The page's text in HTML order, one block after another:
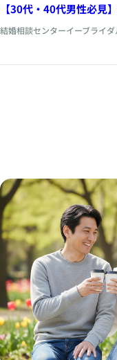
【30代・40代男性必見
のポイント
結婚相談センターイーブライダ